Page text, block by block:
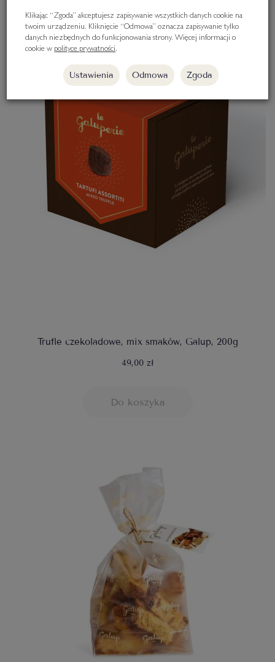
Trufle czekoladowe, mix smaków, Galup, 200g
49,00 zł
Do koszyka
Klikając “Zgoda” akceptujesz zapisywanie wszystkich danych cookie na
twoim urządzeniu. Kliknięcie “Odmowa” oznacza zapisywanie tylko
danych niezbędnych do funkcjonowania strony. Więcej informacji o
cookie w polityce prywatności.
Ustawienia Odmowa Zgoda